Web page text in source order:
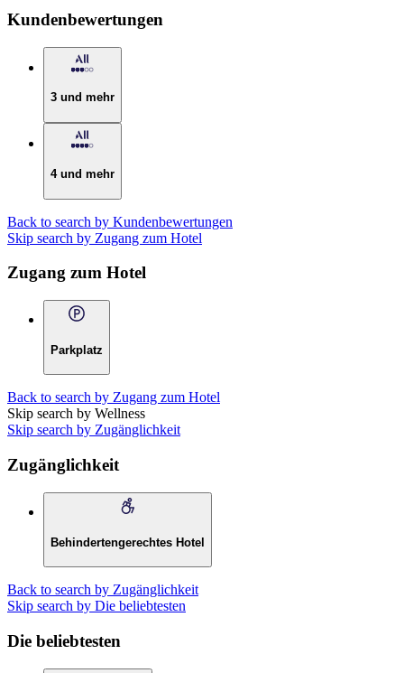
Kundenbewertungen
3 und mehr
4 und mehr
Back to search by Kundenbewertungen
Skip search by Zugang zum Hotel
Zugang zum Hotel
Parkplatz
Back to search by Zugang zum Hotel
Skip search by Wellness
Skip search by Zugänglichkeit
Zugänglichkeit
Behindertengerechtes Hotel
Back to search by Zugänglichkeit
Skip search by Die beliebtesten
Die beliebtesten